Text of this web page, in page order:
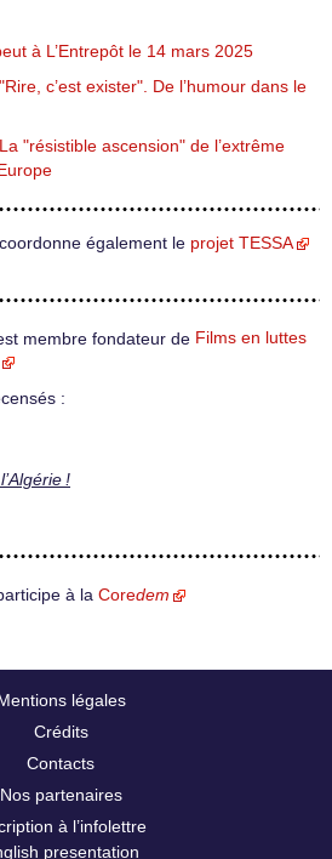
à L’Entrepôt le 14 mars 2025
c’est exister". De l’humour dans le
"résistible ascension" de l’extrême
également le projet TESSA
membre fondateur de Films en luttes
:
!
à la Coredem
légales
Crédits
Contacts
Nos partenaires
à l’infolettre
presentation